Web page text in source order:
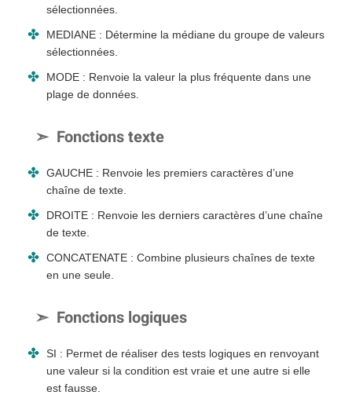
sélectionnées.
MEDIANE : Détermine la médiane du groupe de valeurs
sélectionnées.
MODE : Renvoie la valeur la plus fréquente dans une
plage de données.
Fonctions texte
GAUCHE : Renvoie les premiers caractères d’une
chaîne de texte.
DROITE : Renvoie les derniers caractères d’une chaîne
de texte.
CONCATENATE : Combine plusieurs chaînes de texte
en une seule.
Fonctions logiques
SI : Permet de réaliser des tests logiques en renvoyant
une valeur si la condition est vraie et une autre si elle
est fausse.